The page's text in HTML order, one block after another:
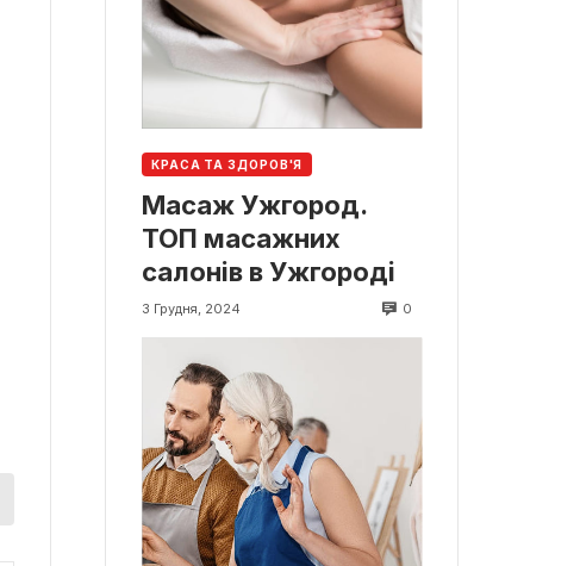
КРАСА ТА ЗДОРОВ'Я
Масаж Ужгород.
ТОП масажних
салонів в Ужгороді
3 Грудня, 2024 0